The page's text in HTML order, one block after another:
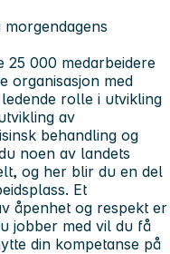
25 000 medarbeidere
organisasjon med
rolle i utvikling
av
behandling og
noen av landets
og her blir du en del
Et
åpenhet og respekt er
jobber med vil du få
din kompetanse på